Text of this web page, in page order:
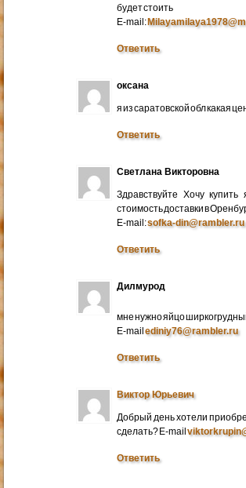
будет стоить
E-mail:
Ответить
оксана
я из саратовской обл какая
Ответить
Светлана Викторовна
Здравствуйте Хочу
стоимость доставки в
E-mail:sofka-din@rambler.ru
Ответить
Дилмурод
мне нужно яйцо
E-mailediniy76@rambler.ru
Ответить
Виктор Юрьевич
Добрый день хотели
сделать? E-mail
Ответить